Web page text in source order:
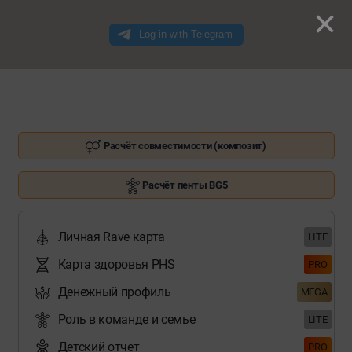
Расчёт совместимости (композит)
Расчёт пенты BG5
Личная Rave карта LITE
Карта здоровья PHS PRO
Денежный профиль MEGA
Роль в команде и семье LITE
Детский отчет PRO
×